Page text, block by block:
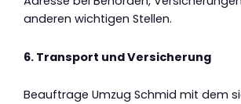
anderen wichtigen Stellen.
6. Transport und Versicherung
Beauftrage Umzug Schmid mit dem